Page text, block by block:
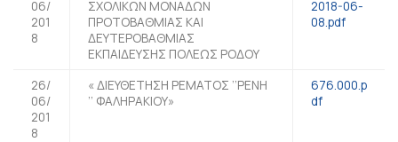
06/
201
8
ΣΧΟΛΙΚΩΝ ΜΟΝΑΔΩΝ
ΠΡΟΤΟΒΑΘΜΙΑΣ ΚΑΙ
ΔΕΥΤΕΡΟΒΑΘΜΙΑΣ
ΕΚΠΑΙΔΕΥΣΗΣ ΠΟΛΕΩΣ ΡΟΔΟΥ
2018-06-
08.pdf
26/
06/
201
8
« ΔΙΕΥΘΕΤΗΣΗ ΡΕΜΑΤΟΣ ’’ΡΕΝΗ
’’ ΦΑΛΗΡΑΚΙΟΥ»
676.000.p
df